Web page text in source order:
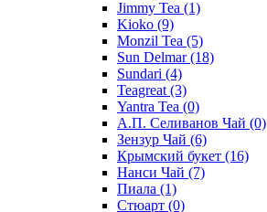
Jimmy Tea (1)
Kioko (9)
Monzil Tea (5)
Sun Delmar(18)
Sundari (4)
Teagreat (3)
Yantra Tea (0)
А.П. Селиванов Чай (0)
Зензур Чай (6)
Крымский букет (16)
Нанси Чай (7)
Пиала (1)
Стюарт (0)